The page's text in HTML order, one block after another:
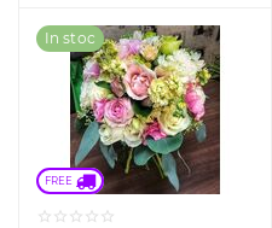
In stoc
FREE